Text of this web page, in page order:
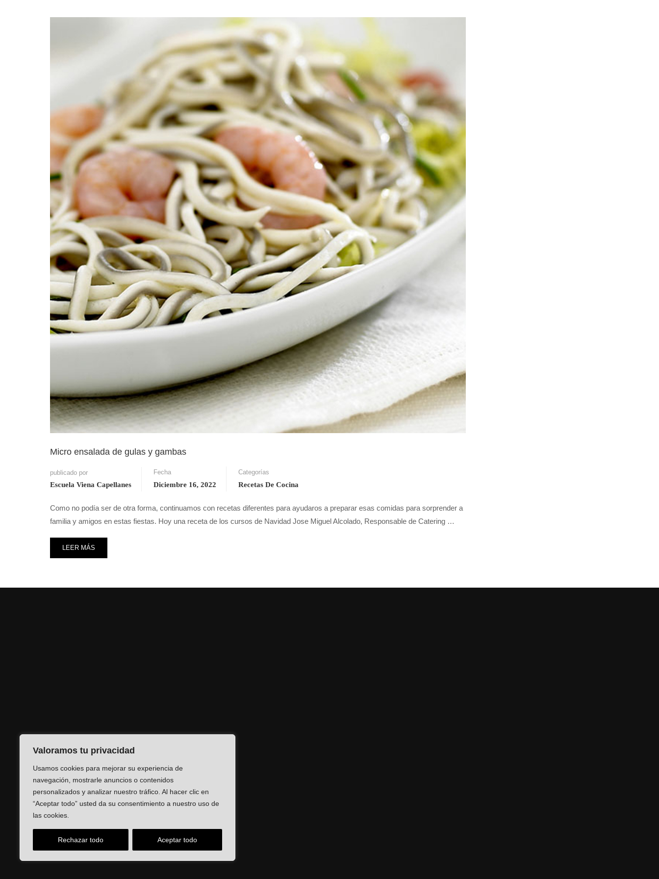
Valoramos tu privacidad
Usamos cookies para mejorar su experiencia de
navegación, mostrarle anuncios o contenidos
personalizados y analizar nuestro tráfico. Al hacer clic en
“Aceptar todo” usted da su consentimiento a nuestro uso de
las cookies.
Rechazar todo Aceptar todo
Micro ensalada de gulas y gambas
publicado por
Escuela Viena Capellanes
Fecha
Diciembre 16, 2022
Categorías
Recetas De Cocina
Como no podía ser de otra forma, continuamos con recetas diferentes para ayudaros a preparar esas comidas para sorprender a
familia y amigos en estas fiestas. Hoy una receta de los cursos de Navidad Jose Miguel Alcolado, Responsable de Catering …
LEER MÁS